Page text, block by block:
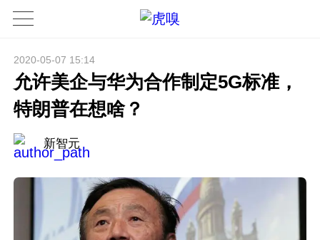
2020-05-07 15:14
允许美企与华为合作制定5G标准，
特朗普在想啥？
新智元